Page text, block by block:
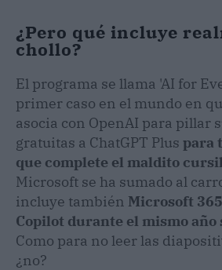
¿Pero qué incluye
chollo?
El programa se llama 'AI for
primer caso en el mundo en
asocia con OpenAI para pillar
gratuitas a ChatGPT Plus para
que complete el maldito
Microsoft se ha sumado al
incluye también Microsoft
Copilot durante el mismo año
Como para no leer las
¿no?